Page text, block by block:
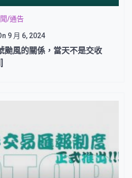
/通告
9 月 6, 2024
颱風的關係，當天不是交收